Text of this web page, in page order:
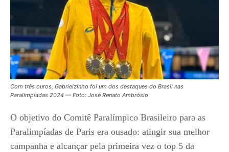
Com três ouros, Gabrielzinho foi um dos destaques do Brasil nas
Paralimpíadas 2024 — Foto: José Renato Ambrósio
O objetivo do Comitê Paralímpico Brasileiro para as
Paralimpíadas de Paris era ousado: atingir sua melhor
campanha e alcançar pela primeira vez o top 5 da